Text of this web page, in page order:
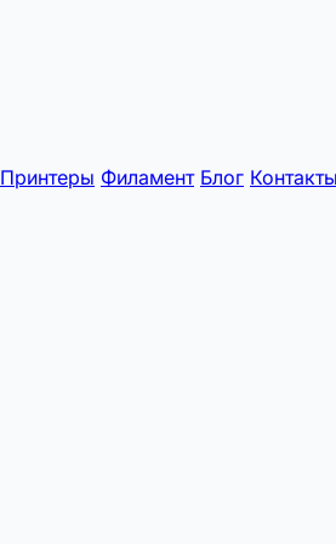
Принтеры Филамент Блог